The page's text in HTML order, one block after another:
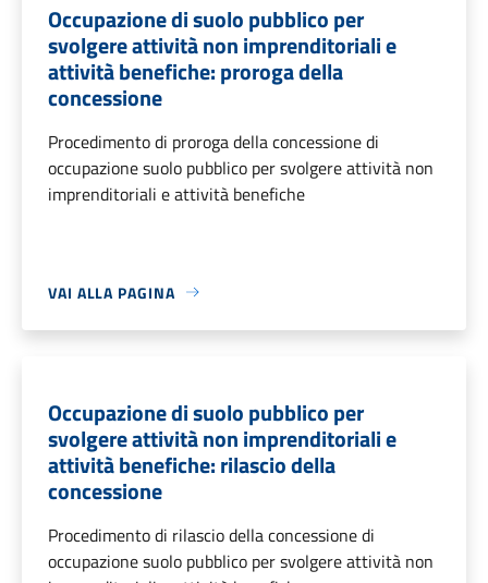
Occupazione di suolo pubblico per
svolgere attività non imprenditoriali e
attività benefiche: proroga della
concessione
Procedimento di proroga della concessione di
occupazione suolo pubblico per svolgere attività non
imprenditoriali e attività benefiche
VAI ALLA PAGINA
Occupazione di suolo pubblico per
svolgere attività non imprenditoriali e
attività benefiche: rilascio della
concessione
Procedimento di rilascio della concessione di
occupazione suolo pubblico per svolgere attività non